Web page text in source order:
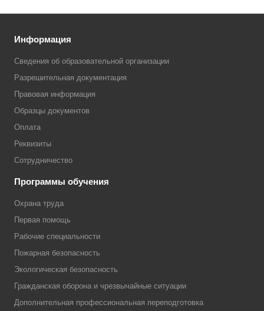
Информация
Сведения об образовательной организации
Разрешительная документация
Правовая информация
Образцы документов
Оплата
Реквизиты
Сотрудничество
Программы обучения
Охрана труда
Первая помощь
Рабочие специальности
Пожарная безопасность
Экологическая безопасность
Гражданская оборона и чрезвычайные ситуации
Дополнительная профессиональная переподготовка